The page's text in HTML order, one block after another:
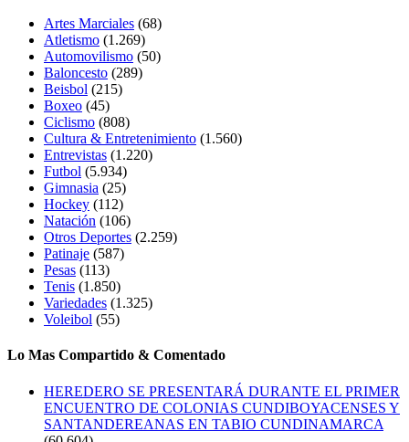
Artes Marciales (68)
Atletismo (1.269)
Automovilismo (50)
Baloncesto (289)
Beisbol (215)
Boxeo (45)
Ciclismo (808)
Cultura & Entretenimiento (1.560)
Entrevistas (1.220)
Futbol (5.934)
Gimnasia (25)
Hockey (112)
Natación (106)
Otros Deportes (2.259)
Patinaje (587)
Pesas (113)
Tenis (1.850)
Variedades (1.325)
Voleibol (55)
Lo Mas Compartido & Comentado
HEREDERO SE PRESENTARÁ DURANTE EL PRIMER
ENCUENTRO DE COLONIAS CUNDIBOYACENSES Y
SANTANDEREANAS EN TABIO CUNDINAMARCA